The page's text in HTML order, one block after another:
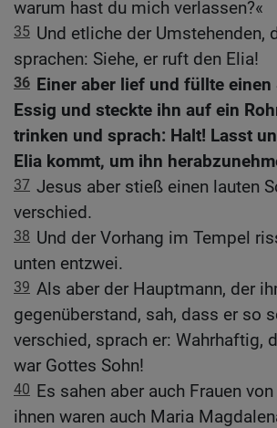
warum hast du mich verlassen?«
35 Und etliche der Umstehenden,
sprachen: Siehe, er ruft den Elia!
36 Einer aber lief und füllte einen
Essig und steckte ihn auf ein
trinken und sprach: Halt! Lasst
Elia kommt, um ihn
37 Jesus aber stieß einen lauten
verschied.
38 Und der Vorhang im Tempel
unten entzwei.
39 Als aber der Hauptmann, der
gegenüberstand, sah, dass er so
verschied, sprach er: Wahrhaftig,
war Gottes Sohn!
40 Es sahen aber auch Frauen
ihnen waren auch Maria